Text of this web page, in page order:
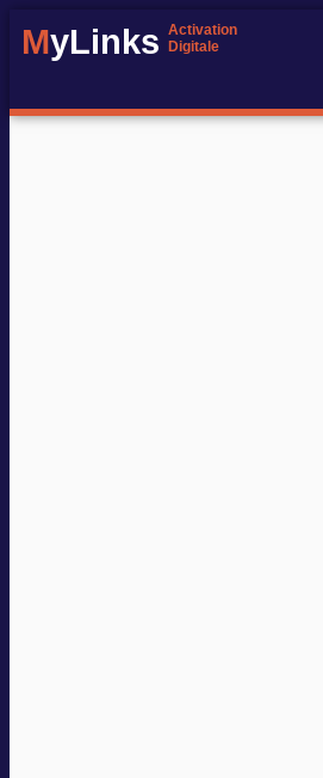
MyLinks Activation
Digitale